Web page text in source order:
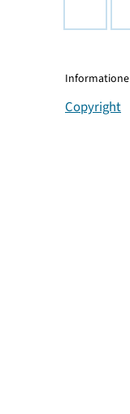
Copyright